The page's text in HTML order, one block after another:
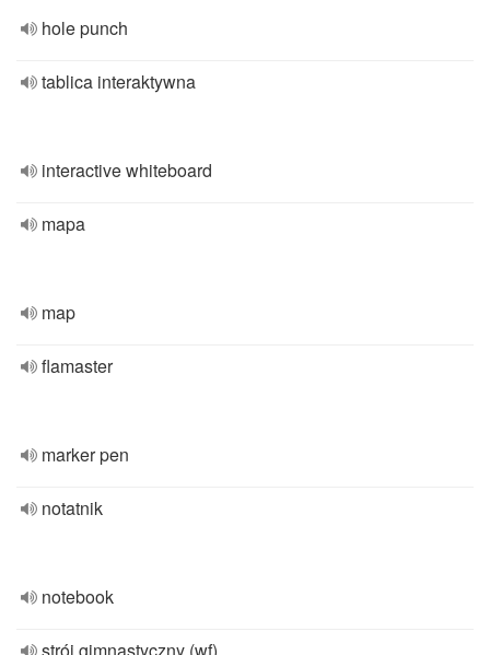
hole punch
tablica interaktywna
interactive whiteboard
mapa
map
flamaster
marker pen
notatnik
notebook